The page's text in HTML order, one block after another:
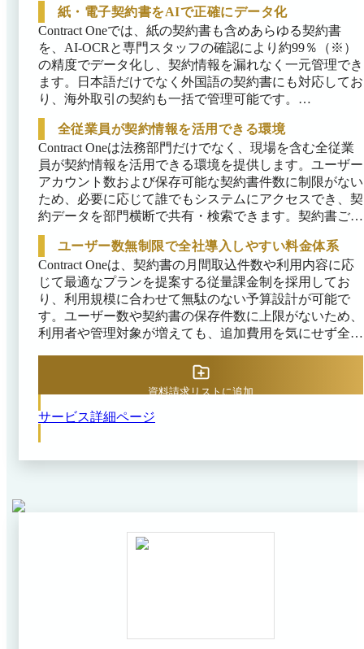
れるため、場所を問わず必要な契約情報を即座に検索・
閲覧できます。 電子帳簿保存法対応サービスとして
JIIMA認証を取得しているのも特徴で、シングルサイン
オンや二要素認証などセキュリティ機能も充実していま
す。契約の有効・無効を自動判定する機能や契約期限が
近付いた際のアラート通知、基本契約と個別契約を関連
付けて可視化する契約ツリー機能など、独自機能も豊富
です。
紙・電子契約書をAIで正確にデータ化
Contract Oneでは、紙の契約書も含めあらゆる契約書
を、AI-OCRと専門スタッフの確認により約99％（※）
の精度でデータ化し、契約情報を漏れなく一元管理でき
ます。日本語だけでなく外国語の契約書にも対応してお
り、海外取引の契約も一括で管理可能です。
精度高くデータ化された契約データベースは検索性に優
れ、契約先企業名や契約締結日など複数の条件はもちろ
ん、契約書本文中のキーワードからも必要な情報を瞬時
に検索できます。契約情報を正確に可視化できるため、
重要な条項の見落としや期限切れの更新漏れといったリ
スクを低減します。複数の電子契約システムとも連携が
可能で、締結済みの電子契約書データも自動で取り込め
るため、紙・電子を問わず契約書の一括管理が実現しま
す。
※出典：Contract One公式HP（2025年11月18日時点）
全従業員が契約情報を活用できる環境
Contract Oneは法務部門だけでなく、現場を含む全従業
員が契約情報を活用できる環境を提供します。ユーザー
アカウント数および保存可能な契約書件数に制限がない
ため、必要に応じて誰でもシステムにアクセスでき、契
約データを部門横断で共有・検索できます。契約書ごと
に閲覧権限を細かく設定できるため、機密性の高い契約
情報も必要な範囲で安全に共有可能です。
生成AIを活用したチャットボット形式の検索機能や自
動要約により、契約の専門知識がない従業員でも契約内
容を素早く把握できます。これにより、契約書内容の確
認作業を法務部門に依頼せずに現場で完結でき、契約に
ユーザー数無制限で全社導入しやすい料金体系
Contract Oneは、契約書の月間取込件数や利用内容に応
じて最適なプランを提案する従量課金制を採用してお
り、利用規模に合わせて無駄のない予算設計が可能で
す。ユーザー数や契約書の保存件数に上限がないため、
利用者や管理対象が増えても、追加費用を気にせず全社
用を広げても、コストが膨らむ心配がありません。
初期費用には、過去に取り交わした契約書のデータ化や
専任コンサルタントによる導入支援が含まれています。
サービス詳細ページ
資料請求リストに追加